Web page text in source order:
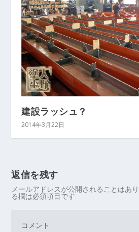
建設ラッシュ？
2014年3月22日
返信を残す
メールアドレスが公開されることはあり
る欄は必須項目です